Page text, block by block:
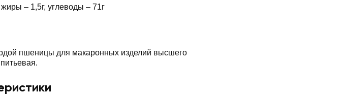
жиры – 1,5г, углеводы – 71г
пшеницы для макаронных изделий высшего